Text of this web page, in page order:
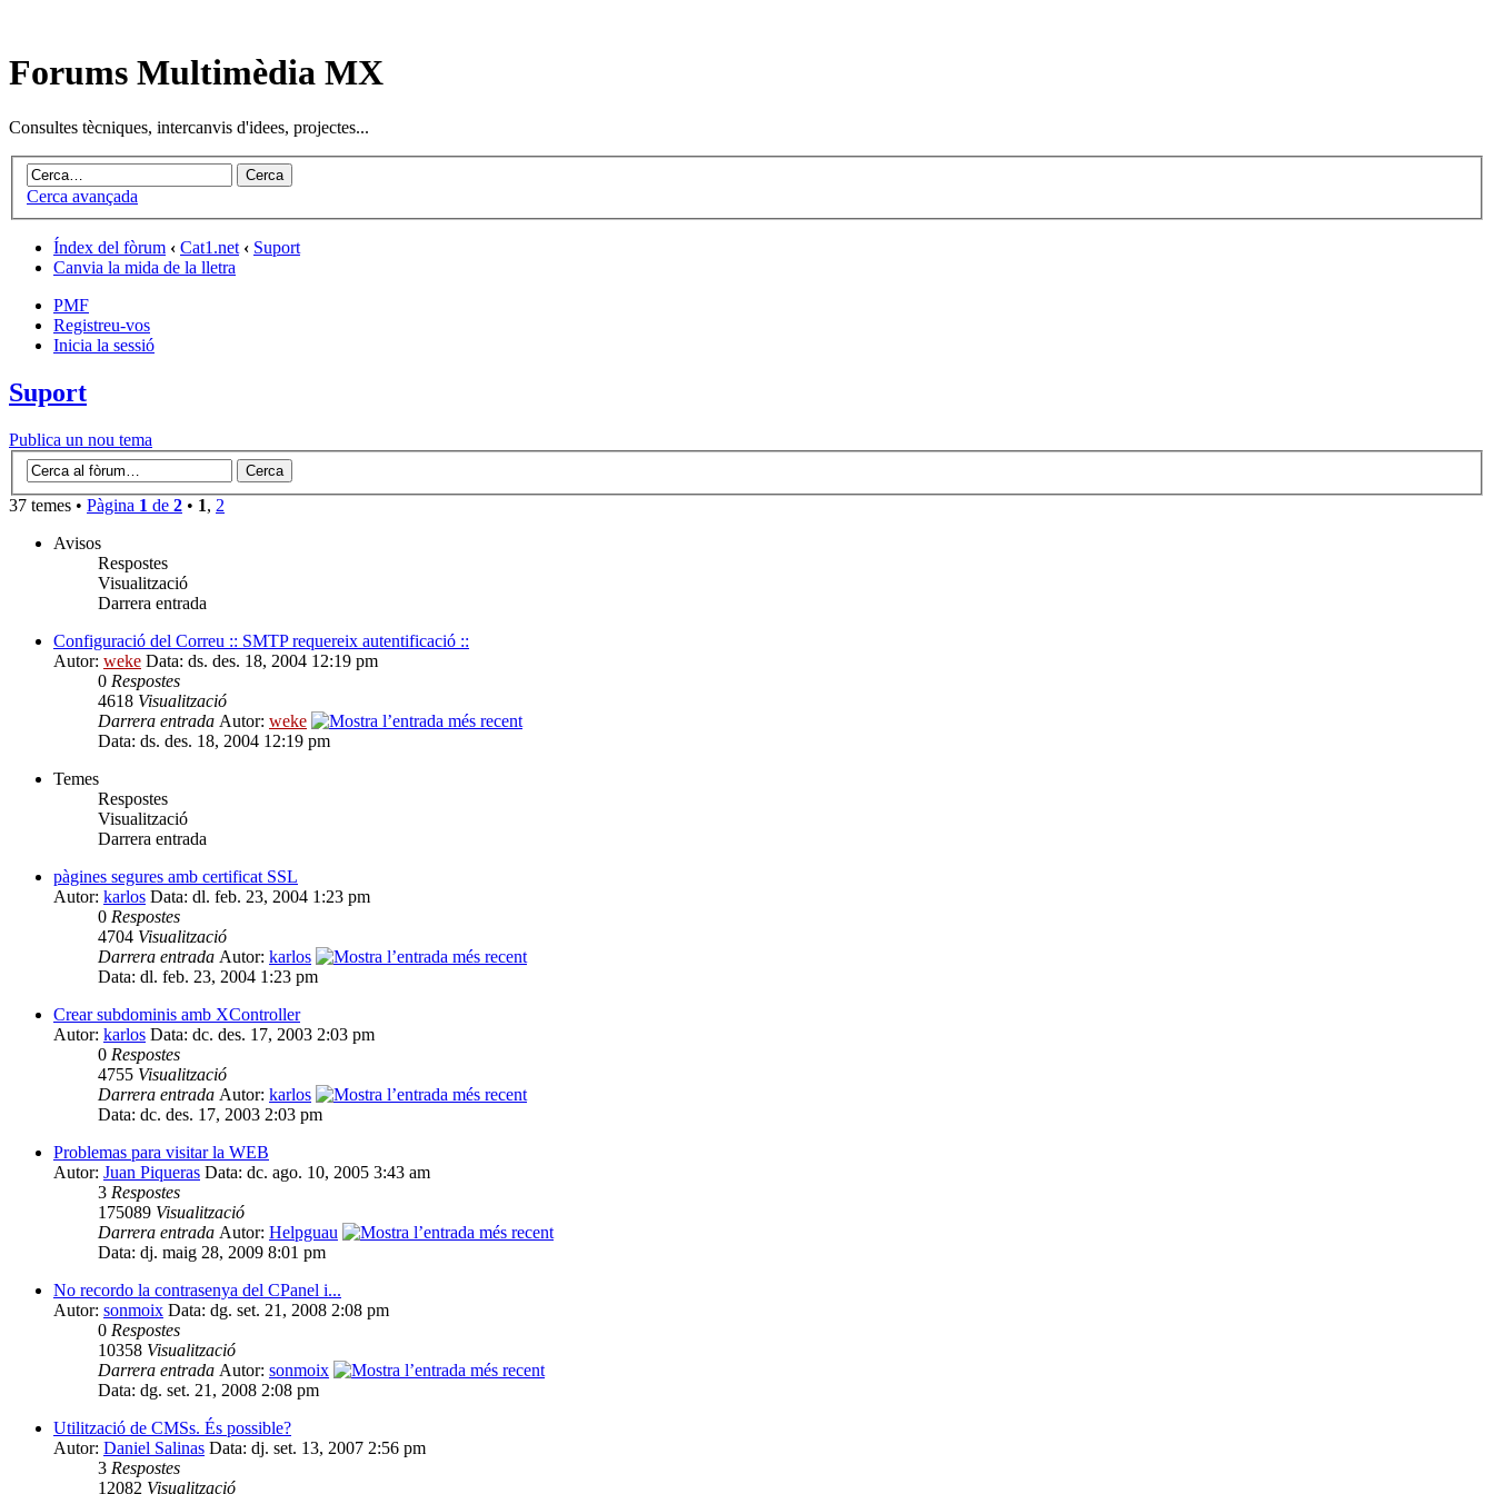
Forums Multimèdia MX
Consultes tècniques, intercanvis d'idees, projectes...
Cerca avançada
Índex del fòrum ‹ Cat1.net ‹ Suport
Canvia la mida de la lletra
PMF
Registreu-vos
Inicia la sessió
Suport
Publica un nou tema
37 temes • Pàgina 1 de 2 • 1, 2
Avisos
Respostes
Visualització
Darrera entrada
Configuració del Correu :: SMTP requereix autentificació ::
Autor: weke Data: ds. des. 18, 2004 12:19 pm
0 Respostes
4618 Visualització
Darrera entrada Autor: weke
Data: ds. des. 18, 2004 12:19 pm
Temes
Respostes
Visualització
Darrera entrada
pàgines segures amb certificat SSL
Autor: karlos Data: dl. feb. 23, 2004 1:23 pm
0 Respostes
4704 Visualització
Darrera entrada Autor: karlos
Data: dl. feb. 23, 2004 1:23 pm
Crear subdominis amb XController
Autor: karlos Data: dc. des. 17, 2003 2:03 pm
0 Respostes
4755 Visualització
Darrera entrada Autor: karlos
Data: dc. des. 17, 2003 2:03 pm
Problemas para visitar la WEB
Autor: Juan Piqueras Data: dc. ago. 10, 2005 3:43 am
3 Respostes
175089 Visualització
Darrera entrada Autor: Helpguau
Data: dj. maig 28, 2009 8:01 pm
No recordo la contrasenya del CPanel i...
Autor: sonmoix Data: dg. set. 21, 2008 2:08 pm
0 Respostes
10358 Visualització
Darrera entrada Autor: sonmoix
Data: dg. set. 21, 2008 2:08 pm
Utilització de CMSs. És possible?
Autor: Daniel Salinas Data: dj. set. 13, 2007 2:56 pm
3 Respostes
12082 Visualització